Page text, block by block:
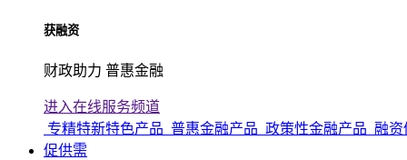
获融资
财政助力 普惠金融
进入在线服务频道
专精特新特色产品 普惠金融产品 政策性金融产品 融资
促供需